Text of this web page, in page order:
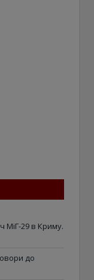
МіГ-29 в Криму.
до